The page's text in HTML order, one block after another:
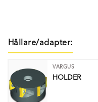
Hållare/adapter:
VARGUS
HOLDER